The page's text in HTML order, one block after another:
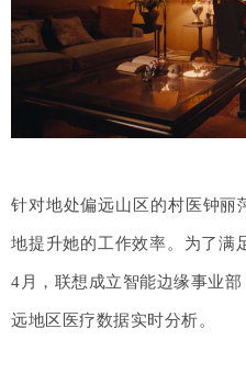
针对地处偏远山区的村医钟丽
地提升她的工作效率。为了满
4月，联想成立智能边缘事业
远地区医疗数据实时分析。